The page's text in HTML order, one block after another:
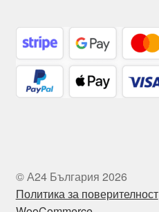
© А24 България 2026
Политика за поверителност